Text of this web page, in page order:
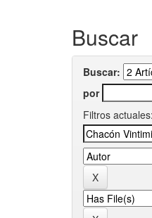
Buscar
Buscar:
por
Filtros actuales: